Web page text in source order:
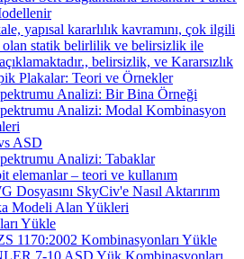
yapısal kararlılık kavramını, çok ilgili
statik belirlilik ve belirsizlik ile
belirsizlik, ve Kararsızlık
Plakalar: Teori ve Örnekler
Analizi: Bir Bina Örneği
Analizi: Modal Kombinasyon
ASD
Analizi: Tabaklar
elemanlar – teori ve kullanım
Dosyasını SkyCiv'e Nasıl Aktarırım
Modeli Alan Yükleri
Yükle
1170:2002 Kombinasyonları Yükle